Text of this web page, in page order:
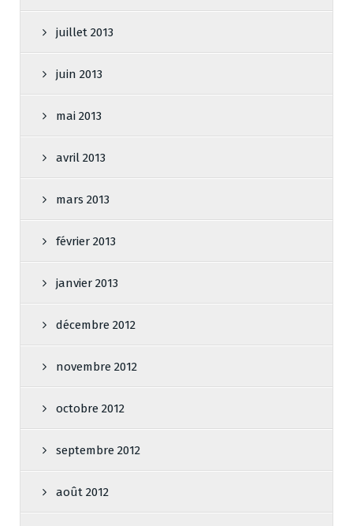
juillet 2013
juin 2013
mai 2013
avril 2013
mars 2013
février 2013
janvier 2013
décembre 2012
novembre 2012
octobre 2012
septembre 2012
août 2012